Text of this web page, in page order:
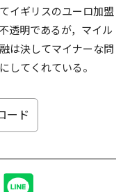
イギリスのユーロ加盟
透明であるが，マイル
は決してマイナーな問
してくれている。
ード